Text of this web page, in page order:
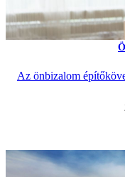
Az önbizalom